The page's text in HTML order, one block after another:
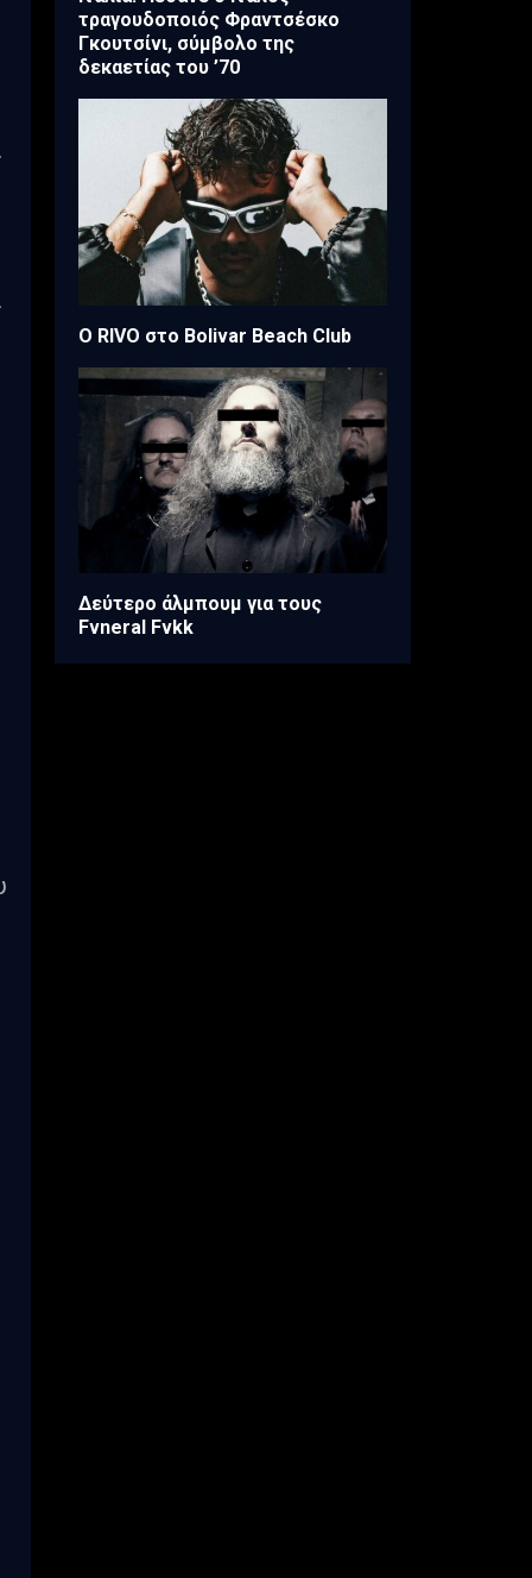
τραγουδοποιός Φραντσέσκο
Γκουτσίνι, σύμβολο της
δεκαετίας του ’70
Ο RIVO στο Bolivar Beach Club
Δεύτερο άλμπουμ για τους
Fvneral Fvkk